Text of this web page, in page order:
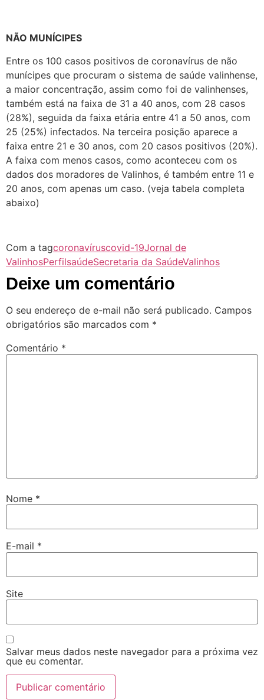
NÃO MUNÍCIPES
Entre os 100 casos positivos de coronavírus de não
munícipes que procuram o sistema de saúde valinhense,
a maior concentração, assim como foi de valinhenses,
também está na faixa de 31 a 40 anos, com 28 casos
(28%), seguida da faixa etária entre 41 a 50 anos, com
25 (25%) infectados. Na terceira posição aparece a
faixa entre 21 e 30 anos, com 20 casos positivos (20%).
A faixa com menos casos, como aconteceu com os
dados dos moradores de Valinhos, é também entre 11 e
20 anos, com apenas um caso. (veja tabela completa
abaixo)
Com a tagcoronavíruscovid-19Jornal de
ValinhosPerfilsaúdeSecretaria da SaúdeValinhos
Deixe um comentário
O seu endereço de e-mail não será publicado. Campos
obrigatórios são marcados com *
Comentário *
Nome *
E-mail *
Site
Salvar meus dados neste navegador para a próxima vez
que eu comentar.